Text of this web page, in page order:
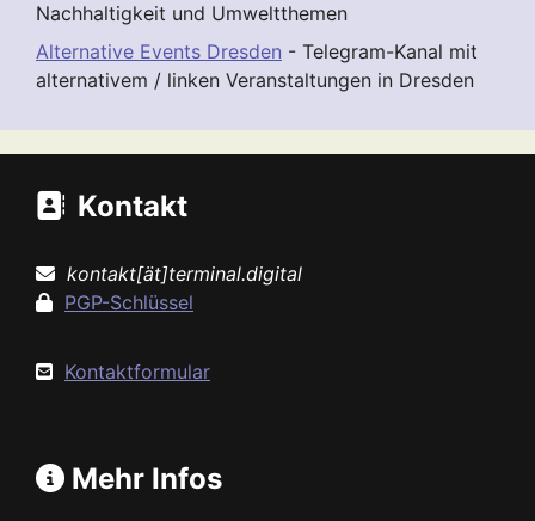
Nachhaltigkeit und Umweltthemen
Alternative Events Dresden - Telegram-Kanal mit
alternativem / linken Veranstaltungen in Dresden
Kontakt
kontakt[ät]terminal.digital
PGP-Schlüssel
Kontaktformular
Mehr Infos